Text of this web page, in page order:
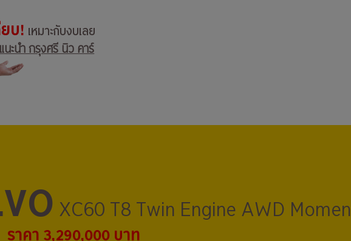
บ! เหมาะกับงบเลย
นะนำ กรุงศรี นิว คาร์
XC60 T8 Twin Engine AWD
ราคา 3,290,000 บาท